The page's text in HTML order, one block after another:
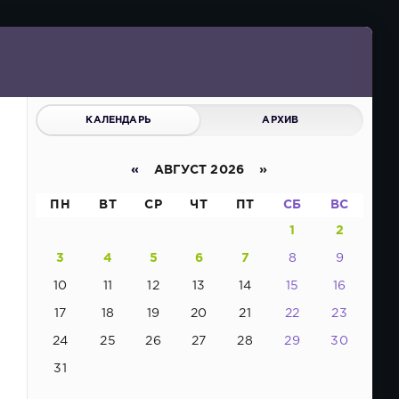
КАЛЕНДАРЬ АРХИВ
« АВГУСТ 2026 »
ПН ВТ СР ЧТ ПТ СБ ВС
1 2
3 4 5 6 7 8 9
10 11 12 13 14 15 16
17 18 19 20 21 22 23
24 25 26 27 28 29 30
31